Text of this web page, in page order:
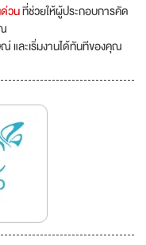
วนที่ช่วยให้ผู้ประกอบการคัด
และเริ่มงานได้ทันทีของคุณ